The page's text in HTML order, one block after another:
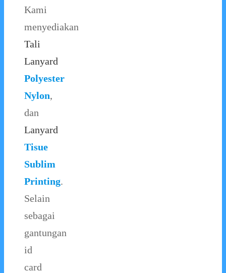
Kami
menyediakan
Tali
Lanyard
Polyester
Nylon,
dan
Lanyard
Tisue
Sublim
Printing.
Selain
sebagai
gantungan
id
card